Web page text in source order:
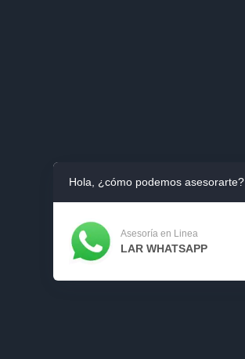
Hola, ¿cómo podemos asesorarte?
Asesoría en Linea
LAR WHATSAPP